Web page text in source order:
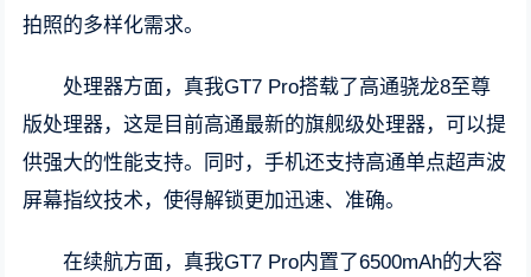
拍照的多样化需求。
处理器方面，真我GT7 Pro搭载了高通骁龙8至尊
版处理器，这是目前高通最新的旗舰级处理器，可以提
供强大的性能支持。同时，手机还支持高通单点超声波
屏幕指纹技术，使得解锁更加迅速、准确。
在续航方面，真我GT7 Pro内置了6500mAh的大容